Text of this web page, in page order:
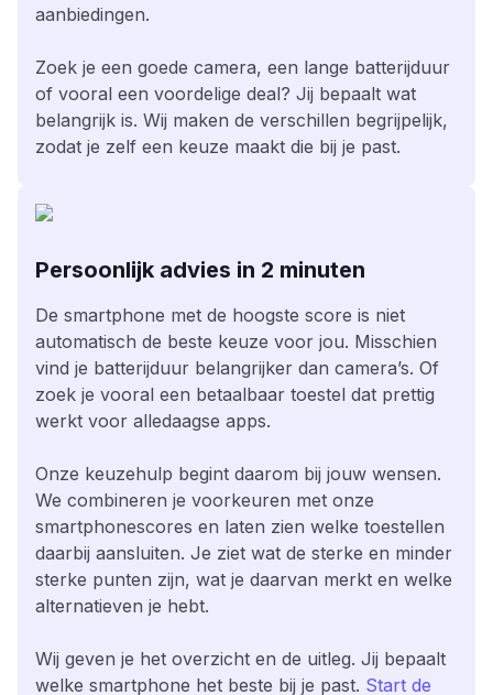
aanbiedingen.
Zoek je een goede camera, een lange batterijduur
of vooral een voordelige deal? Jij bepaalt wat
belangrijk is. Wij maken de verschillen begrijpelijk,
zodat je zelf een keuze maakt die bij je past.
Persoonlijk advies in 2 minuten
De smartphone met de hoogste score is niet
automatisch de beste keuze voor jou. Misschien
vind je batterijduur belangrijker dan camera’s. Of
zoek je vooral een betaalbaar toestel dat prettig
werkt voor alledaagse apps.
Onze keuzehulp begint daarom bij jouw wensen.
We combineren je voorkeuren met onze
smartphonescores en laten zien welke toestellen
daarbij aansluiten. Je ziet wat de sterke en minder
sterke punten zijn, wat je daarvan merkt en welke
alternatieven je hebt.
Wij geven je het overzicht en de uitleg. Jij bepaalt
welke smartphone het beste bij je past. Start de